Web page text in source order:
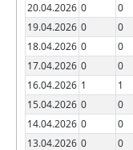
20.04.2026 0 0
19.04.2026 0 0
18.04.2026 0 0
17.04.2026 0 0
16.04.2026 1 1
15.04.2026 0 0
14.04.2026 0 0
13.04.2026 0 0